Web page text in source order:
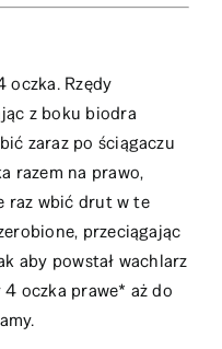
oczka. Rzędy
z boku biodra
zaraz po ściągaczu
razem na prawo,
raz wbić drut w te
przeciągając
aby powstał wachlarz
oczka prawe* aż do